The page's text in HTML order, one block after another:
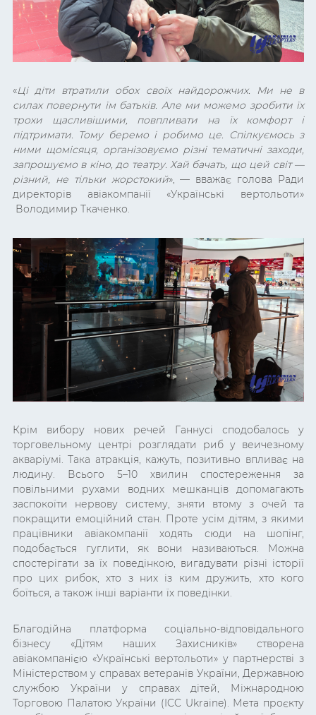
«Ці діти втратили обох своїх найдорожчих. Ми не в
силах повернути їм батьків. Але ми можемо зробити їх
трохи щасливішими, повпливати на їх комфорт і
підтримати. Тому беремо і робимо це. Спілкуємось з
ними щомісяця, організовуємо різні тематичні заходи,
запрошуємо в кіно, до театру. Хай бачать, що цей світ —
різний, не тільки жорстокий», — вважає голова Ради
директорів авіакомпанії «Українські вертольоти»
Володимир Ткаченко.
Крім вибору нових речей Ганнусі сподобалось у
торговельному центрі розглядати риб у веичезному
акваріумі. Така атракція, кажуть, позитивно впливає на
людину. Всього 5–10 хвилин спостереження за
повільними рухами водних мешканців допомагають
заспокоїти нервову систему, зняти втому з очей та
покращити емоційний стан. Проте усім дітям, з якими
працівники авіакомпанії ходять сюди на шопінг,
подобається гуглити, як вони називаються. Можна
спостерігати за їх поведінкою, вигадувати різні історії
про цих рибок, хто з них із ким дружить, хто кого
боїться, а також інші варіанти їх поведінки.
Благодійна платформа соціально-відповідального
бізнесу «Дітям наших Захисників» створена
авіакомпанією «Українські вертольоти» у партнерстві з
Міністерством у справах ветеранів України, Державною
службою України у справах дітей, Міжнародною
Торговою Палатою України (ICC Ukraine). Мета проєкту